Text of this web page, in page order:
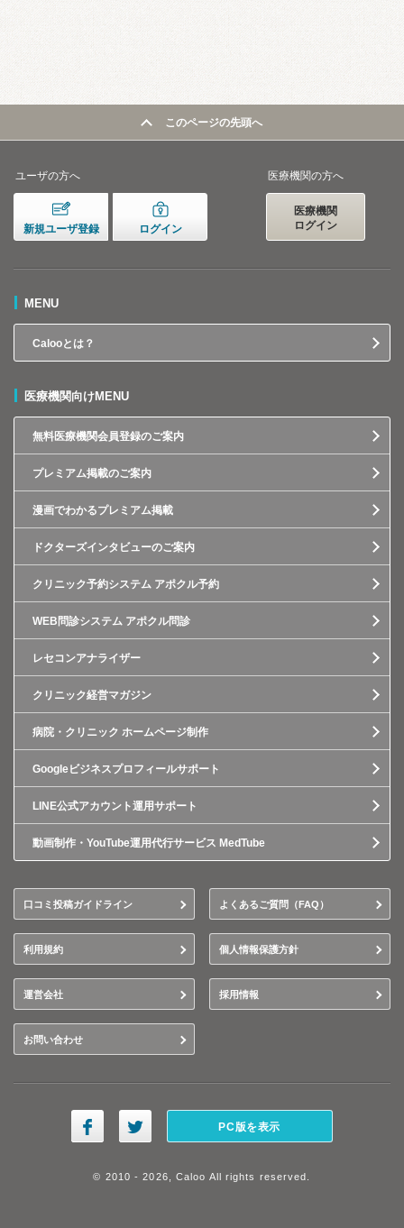
このページの先頭へ
ユーザの方へ
新規ユーザ登録 ログイン
医療機関の方へ
医療機関
ログイン
MENU
Calooとは？
医療機関向けMENU
無料医療機関会員登録のご案内
プレミアム掲載のご案内
漫画でわかるプレミアム掲載
ドクターズインタビューのご案内
クリニック予約システム アポクル予約
WEB問診システム アポクル問診
レセコンアナライザー
クリニック経営マガジン
病院・クリニック ホームページ制作
Googleビジネスプロフィールサポート
LINE公式アカウント運用サポート
動画制作・YouTube運用代行サービス MedTube
口コミ投稿ガイドライン よくあるご質問（FAQ）
利用規約 個人情報保護方針
運営会社 採用情報
お問い合わせ
PC版を表示
© 2010 - 2026, Caloo All rights reserved.